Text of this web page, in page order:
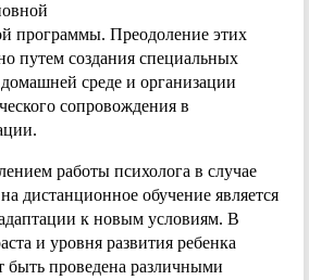
программы. Преодоление этих
путем создания специальных
среде и организации
сопровождения в
работы психолога в случае
дистанционное обучение является
к новым условиям. В
и уровня развития ребенка
быть проведена различными